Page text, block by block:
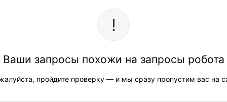
Ваши запросы похожи на запросы робота
пройдите проверку — и мы сразу пропустим вас на